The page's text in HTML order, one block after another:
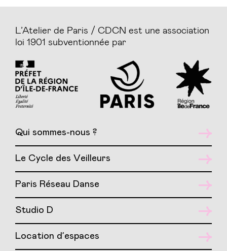
L’Atelier de Paris / CDCN est une association
loi 1901 subventionnée par
Qui sommes-nous ?
Le Cycle des Veilleurs
Paris Réseau Danse
Studio D
Location d’espaces